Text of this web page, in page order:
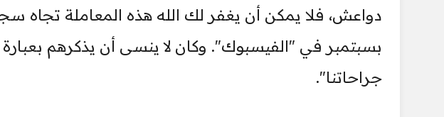
دواعش، فلا يمكن أن يغفر لك الله هذه المعاملة تجاه
بسبتمبر في "الفيسبوك". وكان لا ينسى أن يذكرهم
جراحاتنا".